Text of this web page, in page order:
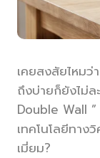
เคยสงสัยไหมว่
ถึงบ่ายก็ยังไม่ล
Double Wall
เทคโนโลยีทา
เมี่ยม?